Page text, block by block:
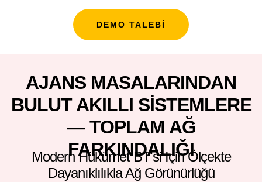
DEMO TALEBI
AJANS MASALARINDAN
BULUT AKILLI SISTEMLERE
— TOPLAM AĞ
FARKINDALIĞI
Modern Hükümet BT'si Için Ölçekte
Dayanıklılıkla Ağ Görünürlüğü